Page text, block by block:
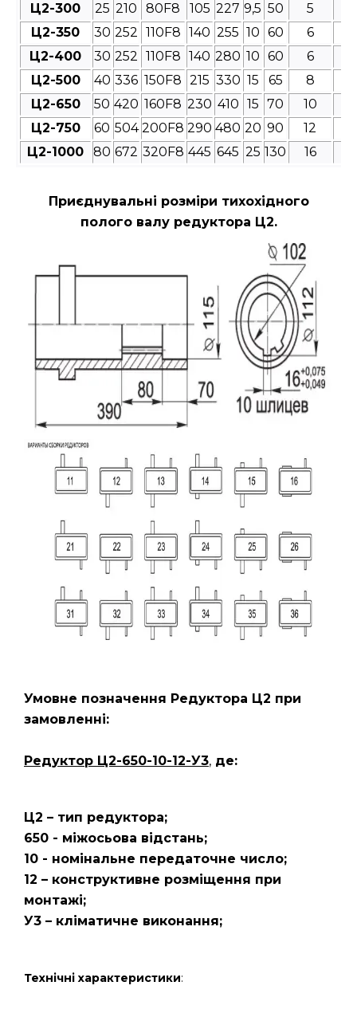
Ц2-300
25 210 80F8 105 227 9,5 50 5
Ц2-350
30 252 110F8 140 255 10 60 6
Ц2-400
30 252 110F8 140 280 10 60 6
Ц2-500
40 336 150F8 215 330 15 65 8
Ц2-650
50 420 160F8 230 410 15 70 10
Ц2-750
60 504 200F8 290 480 20 90 12
Ц2-1000
80 672 320F8 445 645 25 130 16
Приєднувальні розміри тихохідного
полого валу редуктора Ц2.
Умовне позначення Редуктора Ц2 при
замовленні:
Редуктор Ц2-650-10-12-У3, де:
Ц2 – тип редуктора;
650 - міжосьова відстань;
10 - номінальне передаточне число;
12 – конструктивне розміщення при
монтажі;
У3 – кліматичне виконання;
Технічні характеристики: